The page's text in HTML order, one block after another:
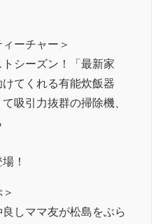
ーチャー＞
シーズン！「最新家
てくれる有能炊飯器
吸引力抜群の掃除機、
！
しママ友が松島をぶら